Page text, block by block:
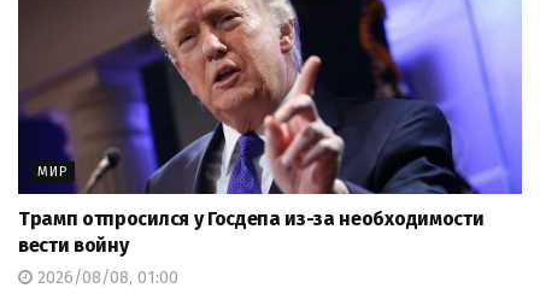
МИР
Трамп отпросился у Госдепа из-за необходимости
вести войну
2026/08/08, 01:00